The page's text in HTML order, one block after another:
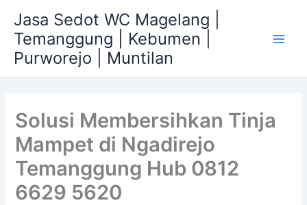
content
Jasa Sedot WC Magelang |
Temanggung | Kebumen |
Purworejo | Muntilan
Solusi Membersihkan Tinja
Mampet di Ngadirejo
Temanggung Hub 0812
6629 5620